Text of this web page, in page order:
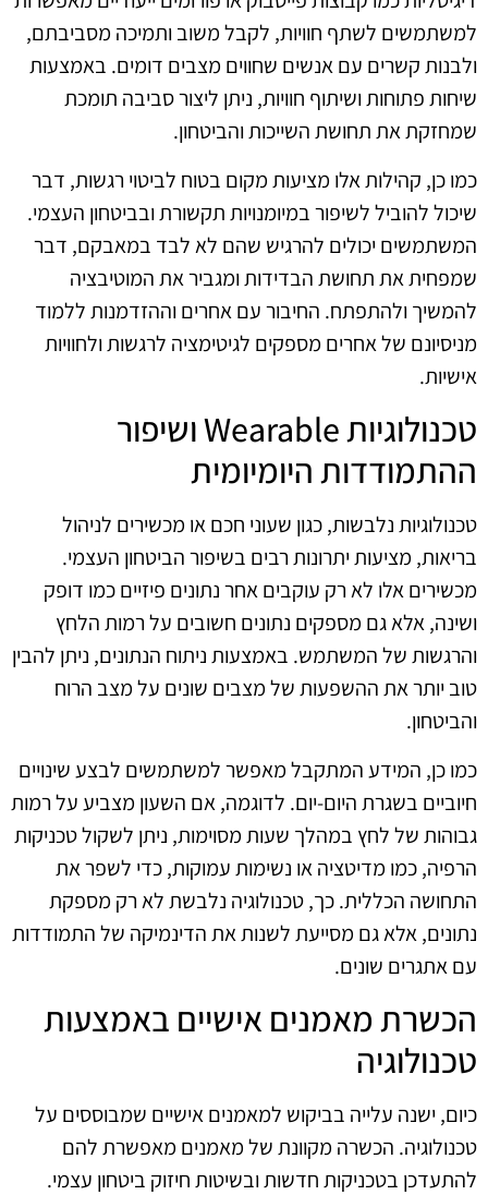
למשתמשים לשתף חוויות, לקבל משוב ותמיכה מסביבתם,
ולבנות קשרים עם אנשים שחווים מצבים דומים. באמצעות
שיחות פתוחות ושיתוף חוויות, ניתן ליצור סביבה תומכת
שמחזקת את תחושת השייכות והביטחון.
כמו כן, קהילות אלו מציעות מקום בטוח לביטוי רגשות, דבר
שיכול להוביל לשיפור במיומנויות תקשורת ובביטחון העצמי.
המשתמשים יכולים להרגיש שהם לא לבד במאבקם, דבר
שמפחית את תחושת הבדידות ומגביר את המוטיבציה
להמשיך ולהתפתח. החיבור עם אחרים וההזדמנות ללמוד
מניסיונם של אחרים מספקים לגיטימציה לרגשות ולחוויות
אישיות.
טכנולוגיות Wearable ושיפור
ההתמודדות היומיומית
טכנולוגיות נלבשות, כגון שעוני חכם או מכשירים לניהול
בריאות, מציעות יתרונות רבים בשיפור הביטחון העצמי.
מכשירים אלו לא רק עוקבים אחר נתונים פיזיים כמו דופק
ושינה, אלא גם מספקים נתונים חשובים על רמות הלחץ
והרגשות של המשתמש. באמצעות ניתוח הנתונים, ניתן להבין
טוב יותר את ההשפעות של מצבים שונים על מצב הרוח
והביטחון.
כמו כן, המידע המתקבל מאפשר למשתמשים לבצע שינויים
חיוביים בשגרת היום-יום. לדוגמה, אם השעון מצביע על רמות
גבוהות של לחץ במהלך שעות מסוימות, ניתן לשקול טכניקות
הרפיה, כמו מדיטציה או נשימות עמוקות, כדי לשפר את
התחושה הכללית. כך, טכנולוגיה נלבשת לא רק מספקת
נתונים, אלא גם מסייעת לשנות את הדינמיקה של התמודדות
עם אתגרים שונים.
הכשרת מאמנים אישיים באמצעות
טכנולוגיה
כיום, ישנה עלייה בביקוש למאמנים אישיים שמבוססים על
טכנולוגיה. הכשרה מקוונת של מאמנים מאפשרת להם
להתעדכן בטכניקות חדשות ובשיטות חיזוק ביטחון עצמי.